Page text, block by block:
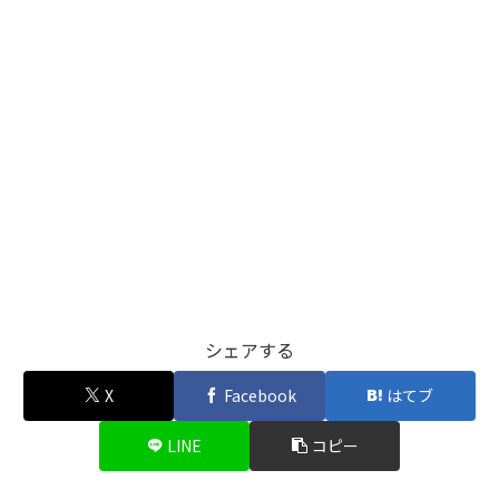
シェアする
X Facebook はてブ
LINE コピー